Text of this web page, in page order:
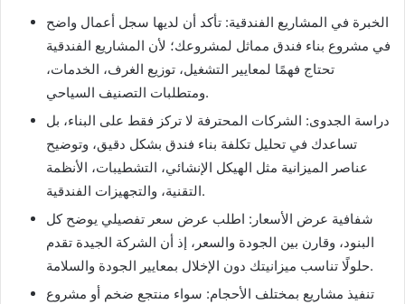
الخبرة في المشاريع الفندقية: تأكد أن لديها سجل أعمال واضح
في مشروع بناء فندق مماثل لمشروعك؛ لأن المشاريع الفندقية
تحتاج فهمًا لمعايير التشغيل، توزيع الغرف، الخدمات،
ومتطلبات التصنيف السياحي.
دراسة الجدوى: الشركات المحترفة لا تركز فقط على البناء، بل
تساعدك في تحليل تكلفة بناء فندق بشكل دقيق، وتوضيح
عناصر الميزانية مثل الهيكل الإنشائي، التشطيبات، الأنظمة
التقنية، والتجهيزات الفندقية.
شفافية عرض الأسعار: اطلب عرض سعر تفصيلي يوضح كل
البنود، وقارن بين الجودة والسعر، إذ أن الشركة الجيدة تقدم
حلولًا تناسب ميزانيتك دون الإخلال بمعايير الجودة والسلامة.
تنفيذ مشاريع بمختلف الأحجام: سواء منتجع ضخم أو مشروع